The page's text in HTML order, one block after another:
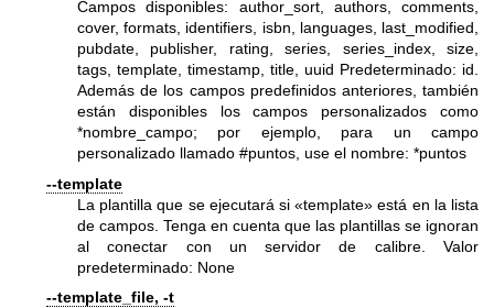
Campos disponibles: author_sort, authors, comments,
cover, formats, identifiers, isbn, languages, last_modified,
pubdate, publisher, rating, series, series_index, size,
tags, template, timestamp, title, uuid Predeterminado: id.
Además de los campos predefinidos anteriores, también
están disponibles los campos personalizados como
*nombre_campo; por ejemplo, para un campo
personalizado llamado #puntos, use el nombre: *puntos
--template
La plantilla que se ejecutará si «template» está en la lista
de campos. Tenga en cuenta que las plantillas se ignoran
al conectar con un servidor de calibre. Valor
predeterminado: None
--template_file, -t